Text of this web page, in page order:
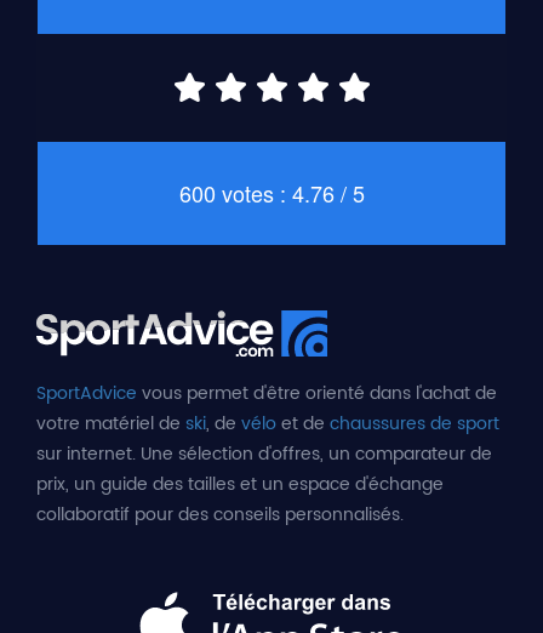
600 votes : 4.76 / 5
SportAdvice vous permet d'être orienté dans l'achat de
votre matériel de ski, de véloet de chaussures de sport
sur internet. Une sélection d'offres, un comparateur de
prix, un guide des tailles et un espace d'échange
collaboratif pour des conseils personnalisés.